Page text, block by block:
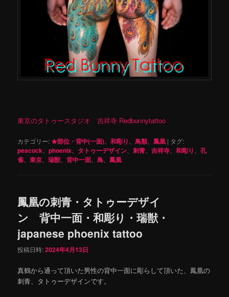
東京のタトゥースタジオ 吉祥寺 Redbunnytattoo
カテゴリー:★部位・背中(一面) 、和彫り 、鳥類 鳳凰 | タグ:
peacock 、phoenix タトゥーデザイン 、刺青 、吉祥寺 、和彫り 、孔
雀 、東京 、瑞獣 、背中一面 、鳥 鳳凰
鳳凰の刺青・タトゥーデザイ
ン 背中一面・和彫り・瑞獣・
japanese phoenix tattoo
投稿日時:2024年4月13日
真鶴から通って頂いた男性の背中一面に彫らして頂いた、鳳凰の
刺青、タトゥーデザインです。